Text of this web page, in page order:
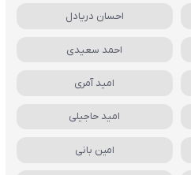
احسان دریادل
احمد سعیدی
امید آمری
امید حاجیلی
امین بانی